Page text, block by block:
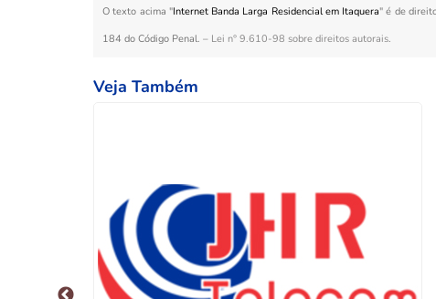
O texto acima "Internet Banda Larga Residencial em Itaquera" é de
184 do Código Penal. – Lei n° 9.610-98 sobre direitos autorais.
Veja Também